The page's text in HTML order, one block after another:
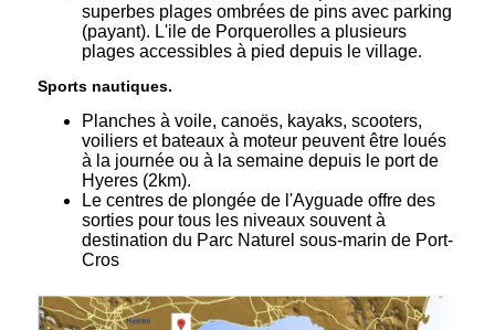
superbes plages ombrées de pins avec parking
(payant). L'ile de Porquerolles a plusieurs
plages accessibles à pied depuis le village.
Sports nautiques.
Planches à voile, canoës, kayaks, scooters,
voiliers et bateaux à moteur peuvent être loués
à la journée ou à la semaine depuis le port de
Hyeres (2km).
Le centres de plongée de l'Ayguade offre des
sorties pour tous les niveaux souvent à
destination du Parc Naturel sous-marin de Port-
Cros